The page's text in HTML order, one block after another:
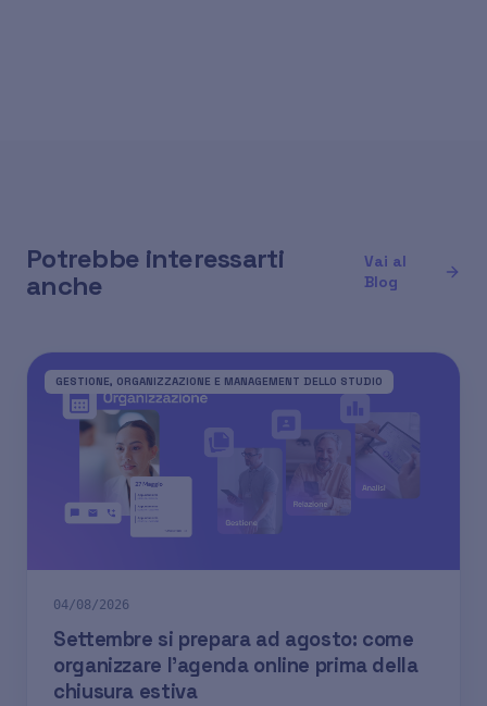
Potrebbe interessarti
anche
Vai al
Blog
GESTIONE, ORGANIZZAZIONE E MANAGEMENT DELLO STUDIO
04/08/2026
Settembre si prepara ad agosto: come
organizzare l'agenda online prima della
chiusura estiva